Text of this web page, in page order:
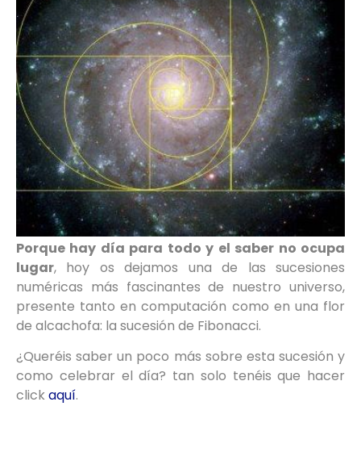
Porque hay día para todo y el saber no ocupa
lugar, hoy os dejamos una de las sucesiones
numéricas más fascinantes de nuestro universo,
presente tanto en computación como en una flor
de alcachofa: la sucesión de Fibonacci.
¿Queréis saber un poco más sobre esta sucesión y
como celebrar el día? tan solo tenéis que hacer
click aquí.